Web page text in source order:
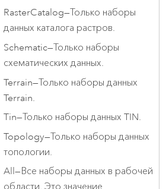
RasterCatalog—Только наборы
данных каталога растров.
Schematic—Только наборы
схематических данных.
Terrain—Только наборы данных
Terrain.
Tin—Только наборы данных TIN.
Topology—Только наборы данных
топологии.
All—Все наборы данных в рабочей